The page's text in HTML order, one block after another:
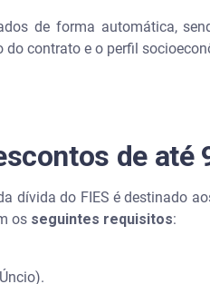
ser perdoada?
FIES?
de forma automática,
contrato e o perfil
de até
dívida do FIES é destinado
os seguintes requisitos: